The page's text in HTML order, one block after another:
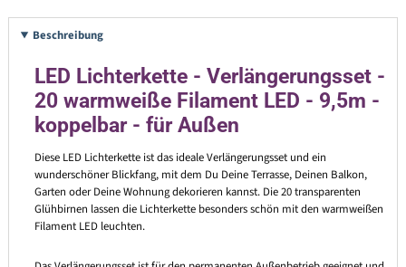
Beschreibung
LED Lichterkette - Verlängerungsset -
20 warmweiße Filament LED - 9,5m -
koppelbar - für Außen
Diese LED Lichterkette ist das ideale Verlängerungsset und ein
wunderschöner Blickfang, mit dem Du Deine Terrasse, Deinen Balkon,
Garten oder Deine Wohnung dekorieren kannst. Die 20 transparenten
Glühbirnen lassen die Lichterkette besonders schön mit den warmweißen
Filament LED leuchten.